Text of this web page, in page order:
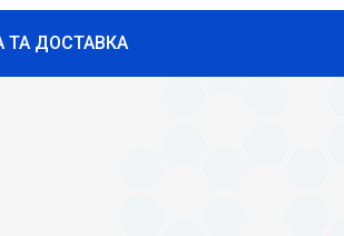
ТА ДОСТАВКА